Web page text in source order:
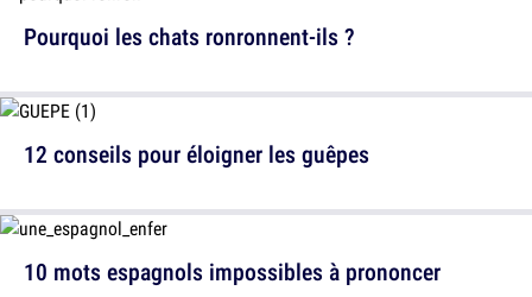
Pourquoi les chats ronronnent-ils ?
10 mots espagnols impossibles à prononcer
12 conseils pour éloigner les guêpes